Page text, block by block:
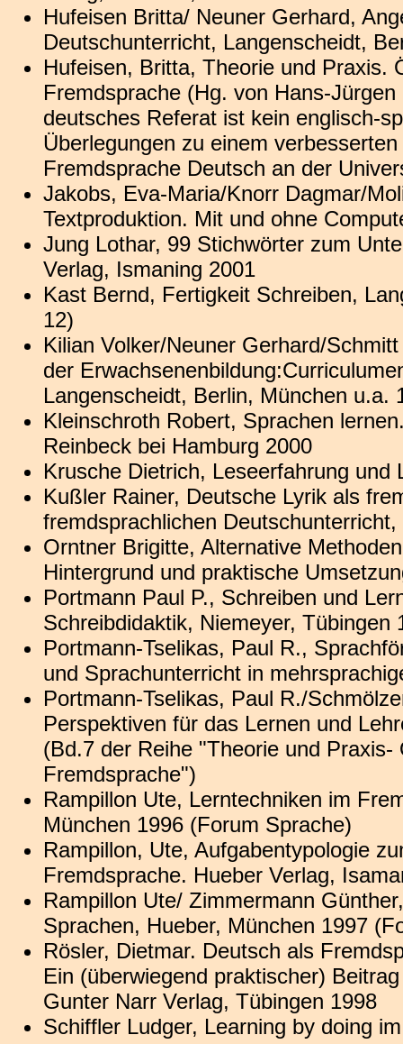
Hufeisen Britta/ Neuner Gerhard,
Deutschunterricht, Langenscheidt,
Hufeisen, Britta, Theorie und Praxis.
Fremdsprache (Hg. von Hans-
deutsches Referat ist kein englisch-
Überlegungen zu einem
Fremdsprache Deutsch an der
Jakobs, Eva-Maria/Knorr Dagmar/
Textproduktion. Mit und ohne
Jung Lothar, 99 Stichwörter zum
Verlag, Ismaning 2001
Kast Bernd, Fertigkeit Schreiben,
12)
Kilian Volker/Neuner Gerhard/
der
Langenscheidt, Berlin, München u.a.
Kleinschroth Robert, Sprachen
Reinbeck bei Hamburg 2000
Krusche Dietrich, Leseerfahrung
Kußler Rainer, Deutsche Lyrik als
fremdsprachlichen
Orntner Brigitte, Alternative
Hintergrund und praktische
Portmann Paul P., Schreiben und
Schreibdidaktik, Niemeyer, Tübingen
Portmann-Tselikas, Paul R.,
und Sprachunterricht in
Portmann-Tselikas, Paul R./
Perspektiven für das Lernen und
(Bd.7 der Reihe "Theorie und
Fremdsprache")
Rampillon Ute, Lerntechniken im
München 1996 (Forum Sprache)
Rampillon, Ute, Aufgabentypologie
Fremdsprache. Hueber Verlag,
Rampillon Ute/ Zimmermann
Sprachen, Hueber, München 1997
Rösler, Dietmar. Deutsch als
Ein (überwiegend praktischer)
Gunter Narr Verlag, Tübingen 1998
Schiffler Ludger, Learning by doing